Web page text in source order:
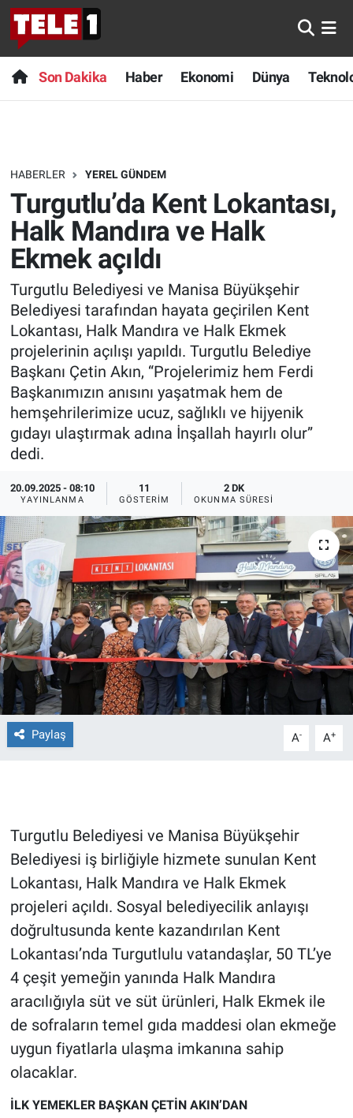
Son Dakika Haber Ekonomi Dünya
HABERLER YEREL GÜNDEM
Turgutlu’da Kent Lokantası,
Halk Mandıra ve Halk
Ekmek açıldı
Turgutlu Belediyesi ve Manisa Büyükşehir
Belediyesi tarafından hayata geçirilen Kent
Lokantası, Halk Mandıra ve Halk Ekmek
projelerinin açılışı yapıldı. Turgutlu Belediye
Başkanı Çetin Akın, “Projelerimiz hem Ferdi
Başkanımızın anısını yaşatmak hem de
hemşehrilerimize ucuz, sağlıklı ve hijyenik
gıdayı ulaştırmak adına İnşallah hayırlı olur”
dedi.
20.09.2025 - 08:10
YAYINLANMA
11
GÖSTERIM
2 DK
OKUNMA SÜRESI
Paylaş A- A+
Turgutlu Belediyesi ve Manisa Büyükşehir
Belediyesi iş birliğiyle hizmete sunulan Kent
Lokantası, Halk Mandıra ve Halk Ekmek
projeleri açıldı. Sosyal belediyecilik anlayışı
doğrultusunda kente kazandırılan Kent
Lokantası’nda Turgutlulu vatandaşlar, 50 TL’ye
4 çeşit yemeğin yanında Halk Mandıra
aracılığıyla süt ve süt ürünleri, Halk Ekmek ile
de sofraların temel gıda maddesi olan ekmeğe
uygun fiyatlarla ulaşma imkanına sahip
olacaklar.
İLK YEMEKLER BAŞKAN ÇETİN AKIN’DAN
Anında Manşet
Başka Sohbetler
Bilim turu
Bilim ve Teknoloji Evreni
Doğa Konuşuyor
Dünya
Ege Saati
Ege'den Esintiler
Eğitim
Eğlence
Ekonomi
Forum
Gerçeğin İzinde
Gün Başlıyor
Gün Bitiyor
Gün Ortası
Gündem Özel
İlan
Kimdir
Koronavirüs
Kültür Sanat
Ne demişti
Nedir
Popüler
Son Dakika
Haber
Dünya
Teknoloji
Sağlık
Spor
Yayın Akışı
İletişim
Nöbetçi Eczaneler
Hava Durumu
Trafik Durumu
Süper Lig Puan Durumu ve Fikstür
Tüm Manşetler
Son Dakika Haberleri
Haber Arşivi